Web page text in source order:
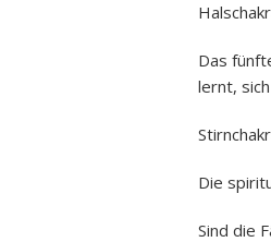
Das
lernt,
Die
Sind die